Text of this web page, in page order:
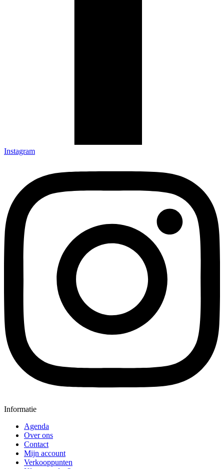
Instagram
Informatie
Agenda
Over ons
Contact
Mijn account
Verkooppunten